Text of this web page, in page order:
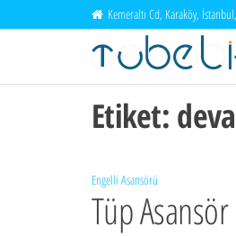
atla
Kemeraltı Cd, Karaköy,
Etiket:
Engelli Asansörü
Tüp Asansör